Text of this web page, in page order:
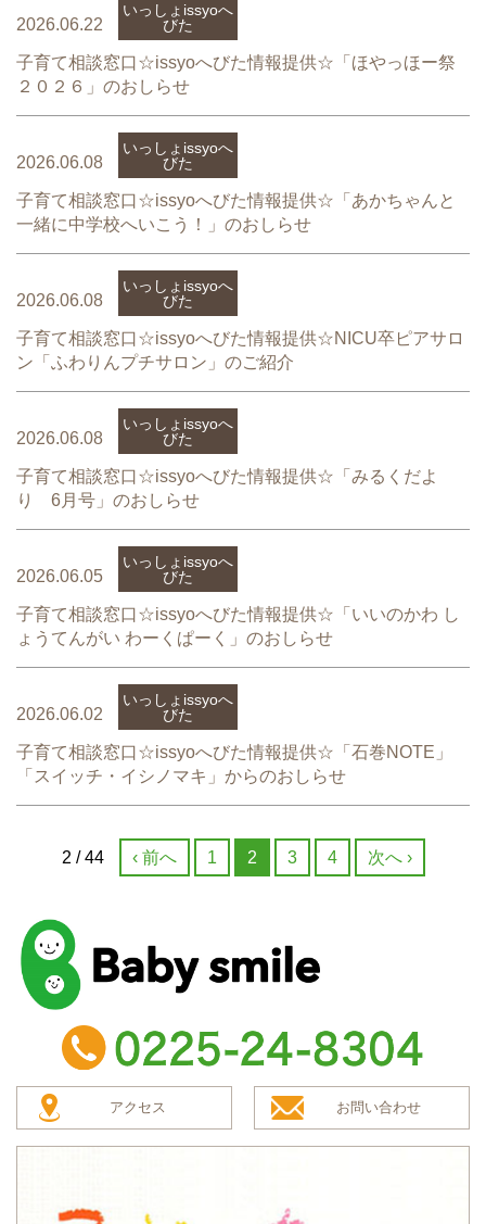
2026.06.22
いっしょissyoへ
びた
子育て相談窓口☆issyoへびた情報提供☆「ほやっほー祭
２０２６」のおしらせ
2026.06.08
いっしょissyoへ
びた
子育て相談窓口☆issyoへびた情報提供☆「あかちゃんと
一緒に中学校へいこう！」のおしらせ
2026.06.08
いっしょissyoへ
びた
子育て相談窓口☆issyoへびた情報提供☆NICU卒ピアサロ
ン「ふわりんプチサロン」のご紹介
2026.06.08
いっしょissyoへ
びた
子育て相談窓口☆issyoへびた情報提供☆「みるくだよ
り 6月号」のおしらせ
2026.06.05
いっしょissyoへ
びた
子育て相談窓口☆issyoへびた情報提供☆「いいのかわ し
ょうてんがい わーくぱーく」のおしらせ
2026.06.02
いっしょissyoへ
びた
子育て相談窓口☆issyoへびた情報提供☆「石巻NOTE」
「スイッチ・イシノマキ」からのおしらせ
2 / 44 ‹ 前へ 1 2 3 4 次へ ›
baby smile
TEL：0225-24-8304
アクセス お問い合わせ